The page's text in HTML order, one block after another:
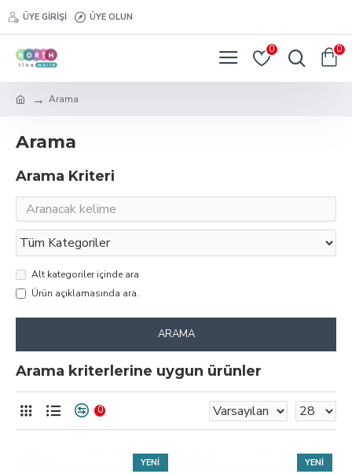
ÜYE GIRIŞI ÜYE OLUN
0 0
Arama
Arama
Arama Kriteri
Alt kategoriler içinde ara
Ürün açıklamasında ara.
ARAMA
Arama kriterlerine uygun ürünler
0
YENI
YENI